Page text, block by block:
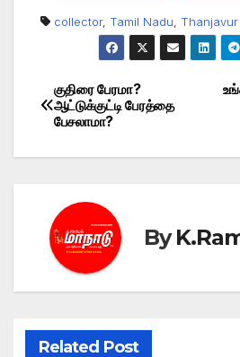
collector, Tamil Nadu Thanjavur
Post
navigation
குதிரை பேரமா?
ஆட்டுக்குட்டி பேரத்தை
பேசலாமா?
By
Related Post